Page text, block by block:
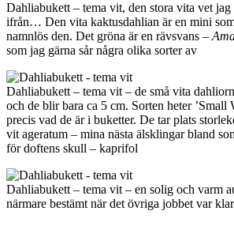
Dahliabukett – tema vit, den stora vita vet
ifrån… Den vita kaktusdahlian är en mini
namnlös den. Det gröna är en rävsvans –
som jag gärna sår några olika sorter av
Dahliabukett – tema vit – de små vita
och de blir bara ca 5 cm. Sorten heter ’Small
precis vad de är i buketter. De tar plats
vit ageratum – mina nästa älsklingar bland
för doftens skull – kaprifol
Dahliabukett – tema vit – en solig och varm
närmare bestämt när det övriga jobbet var